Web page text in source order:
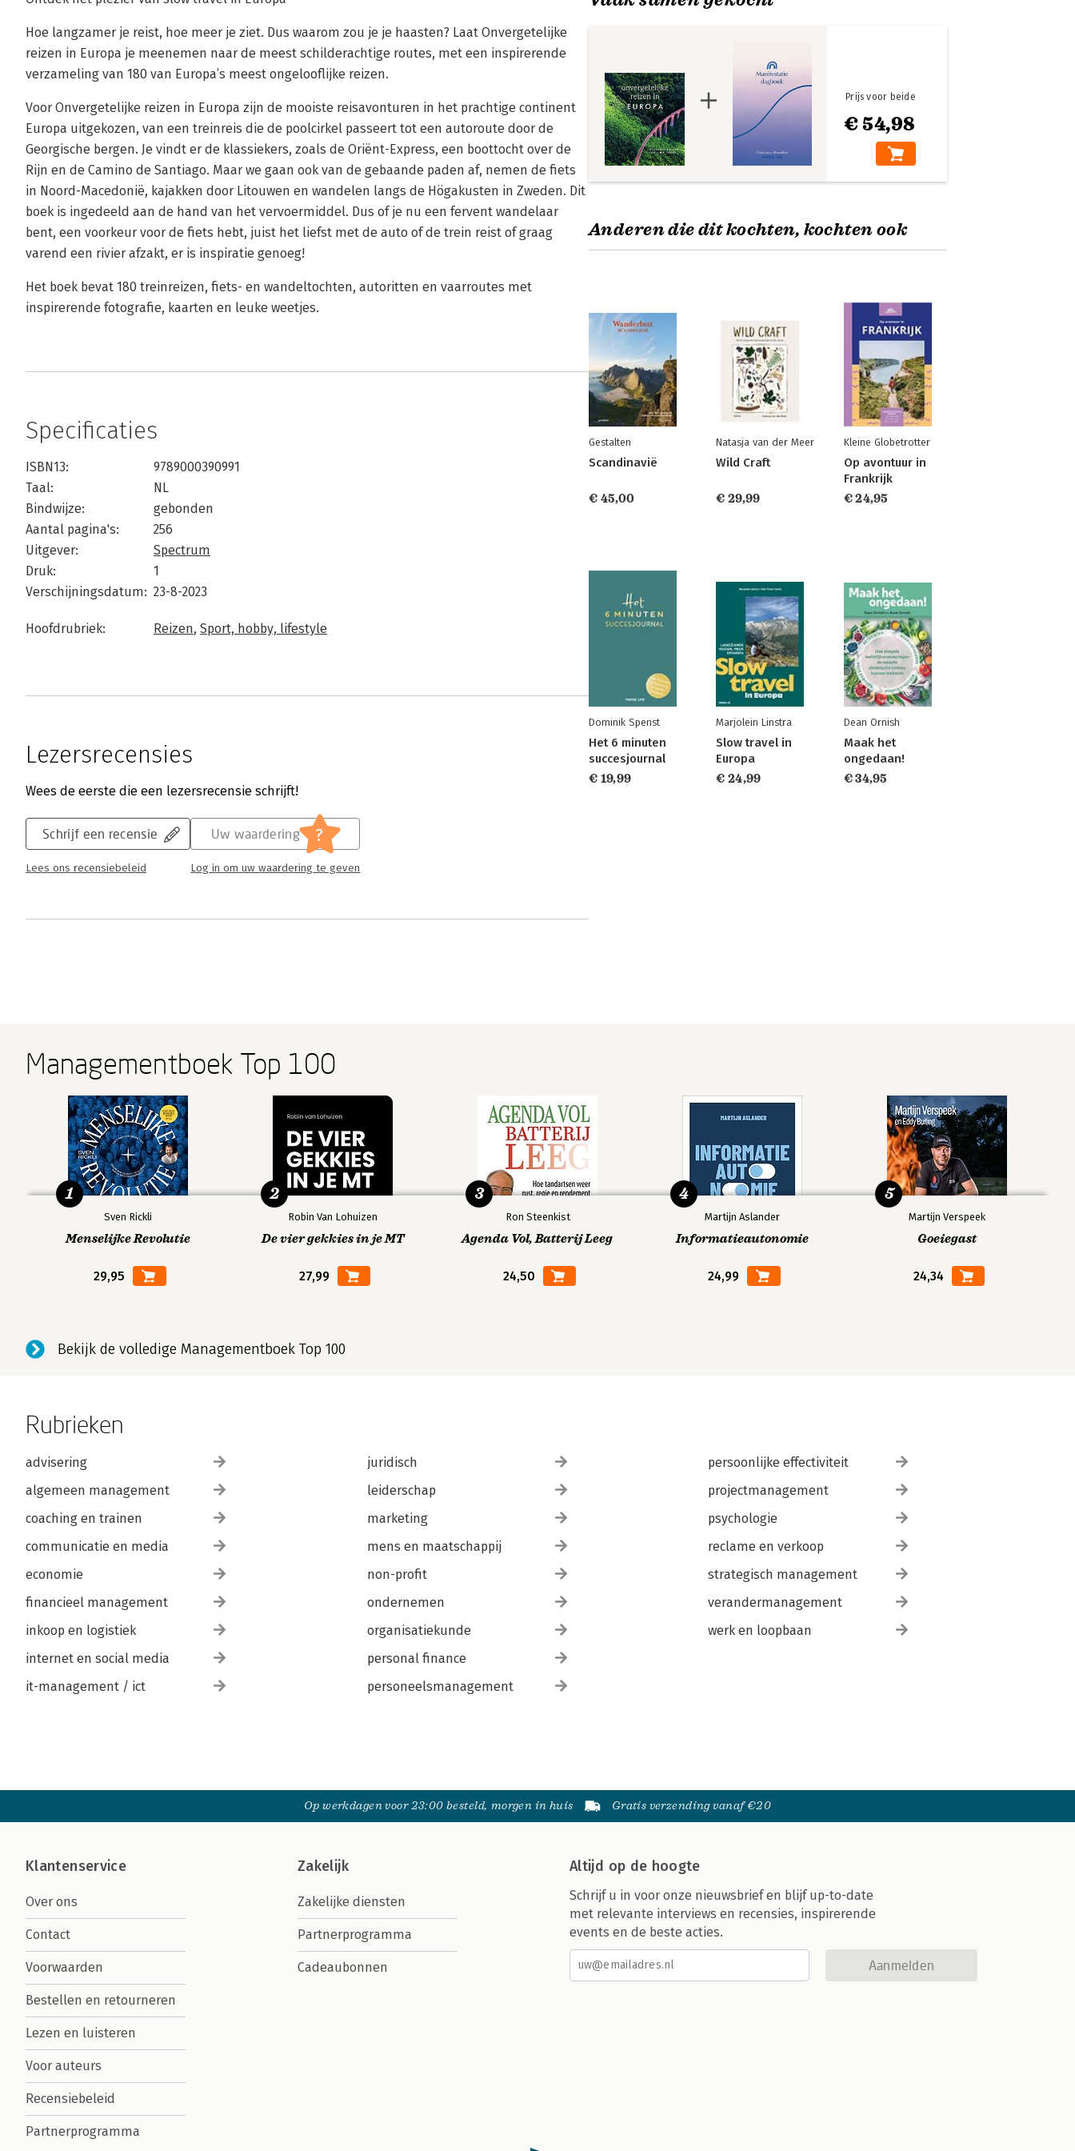
Hoe langzamer je reist, hoe meer je ziet. Dus waarom zou je je haasten? Laat Onvergetelijke
reizen in Europa je meenemen naar de meest schilderachtige routes, met een inspirerende
verzameling van 180 van Europa’s meest ongelooflijke reizen.
Voor Onvergetelijke reizen in Europa zijn de mooiste reisavonturen in het prachtige continent
Europa uitgekozen, van een treinreis die de poolcirkel passeert tot een autoroute door de
Georgische bergen. Je vindt er de klassiekers, zoals de Oriënt-Express, een boottocht over de
Rijn en de Camino de Santiago. Maar we gaan ook van de gebaande paden af, nemen de fiets
in Noord-Macedonië, kajakken door Litouwen en wandelen langs de Högakusten in Zweden. Dit
boek is ingedeeld aan de hand van het vervoermiddel. Dus of je nu een fervent wandelaar
bent, een voorkeur voor de fiets hebt, juist het liefst met de auto of de trein reist of graag
varend een rivier afzakt, er is inspiratie genoeg!
Het boek bevat 180 treinreizen, fiets- en wandeltochten, autoritten en vaarroutes met
inspirerende fotografie, kaarten en leuke weetjes.
Specificaties
ISBN13:
9789000390991
Taal:
NL
Bindwijze:
gebonden
Aantal pagina's:
256
Uitgever:
Spectrum
Druk:
1
Verschijningsdatum: 23-8-2023
Hoofdrubriek: Reizen, Sport, hobby, lifestyle
Lezersrecensies
Wees de eerste die een lezersrecensie schrijft!
Schrijf een recensie
Lees ons recensiebeleid
Uw waardering ?
Log in om uw waardering te geven
€ 54,98
Prijs voor beide
Anderen die dit kochten, kochten ook
Gestalten
Scandinavië
€ 45,00
Natasja van der Meer
Wild Craft
€ 29,99
Kleine Globetrotter
Op avontuur in
Frankrijk
€ 24,95
Dominik Spenst
Het 6 minuten
succesjournal
€ 19,99
Marjolein Linstra
Slow travel in
Europa
€ 24,99
Dean Ornish
Maak het
ongedaan!
€ 34,95
Managementboek Top 100
Sven Rickli
Menselijke Revolutie
29,95
1
Robin Van Lohuizen
De vier gekkies in je MT
27,99
2
Ron Steenkist
Agenda Vol, Batterij Leeg
24,50
3
Martijn Aslander
Informatieautonomie
24,99
4
Martijn Verspeek
Goeiegast
24,34
5
Bekijk de volledige Managementboek Top 100
Rubrieken
advisering
algemeen management
coaching en trainen
communicatie en media
economie
financieel management
inkoop en logistiek
internet en social media
it-management / ict
juridisch
leiderschap
marketing
mens en maatschappij
non-profit
ondernemen
organisatiekunde
personal finance
personeelsmanagement
persoonlijke effectiviteit
projectmanagement
psychologie
reclame en verkoop
strategisch management
verandermanagement
werk en loopbaan
Op werkdagen voor 23:00 besteld, morgen in huis Gratis verzending vanaf €20
Klantenservice
Over ons
Contact
Voorwaarden
Bestellen en retourneren
Lezen en luisteren
Voor auteurs
Recensiebeleid
Partnerprogramma
Zakelijk
Zakelijke diensten
Partnerprogramma
Cadeaubonnen
Altijd op de hoogte
Schrijf u in voor onze nieuwsbrief en blijf up-to-date
met relevante interviews en recensies, inspirerende
events en de beste acties.
Aanmelden